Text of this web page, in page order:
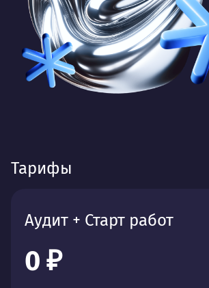
Тарифы
Аудит + Старт работ
0 ₽